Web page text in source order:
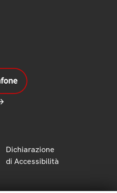
Dichiarazione
di Accessibilità